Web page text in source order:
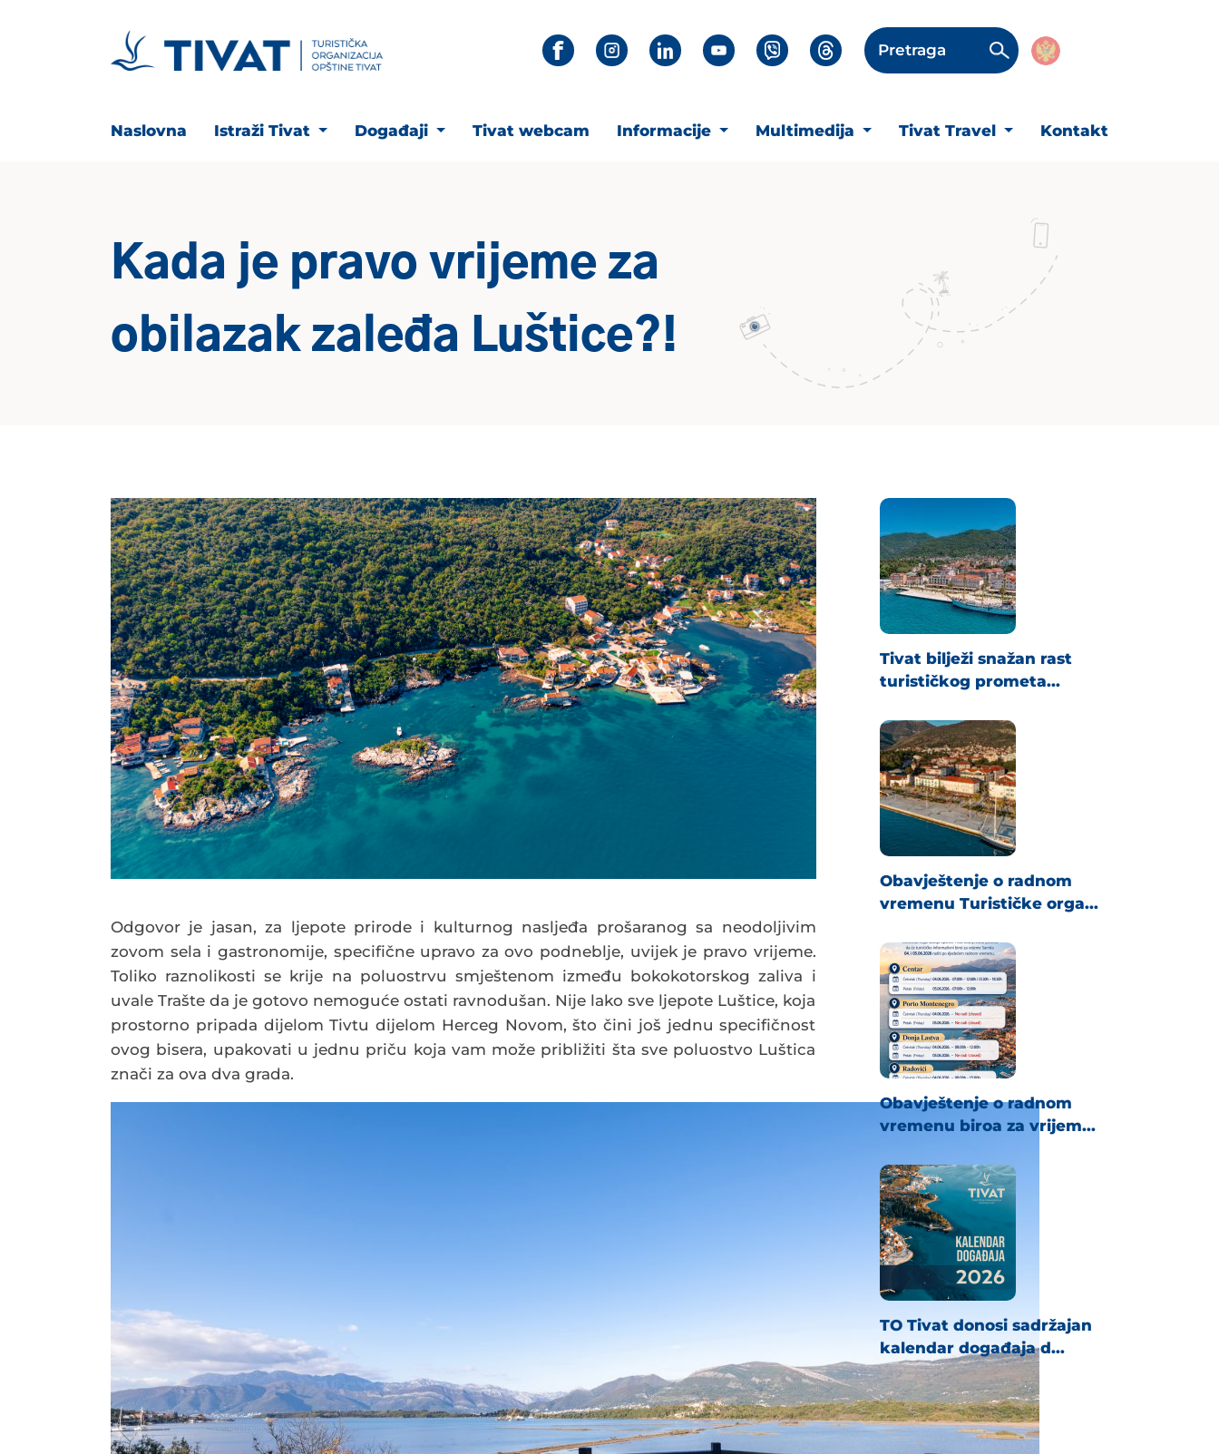
Pretraga
Naslovna Istraži Tivat Događaji Tivat webcam Informacije Multimedija Tivat Travel Kontakt
Kada je pravo vrijeme za
obilazak zaleđa Luštice?!
Odgovor je jasan, za ljepote prirode i kulturnog nasljeđa prošaranog sa neodoljivim
zovom sela i gastronomije, specifične upravo za ovo podneblje, uvijek je pravo vrijeme.
Toliko raznolikosti se krije na poluostrvu smještenom između bokokotorskog zaliva i
uvale Trašte da je gotovo nemoguće ostati ravnodušan. Nije lako sve ljepote Luštice, koja
prostorno pripada dijelom Tivtu dijelom Herceg Novom, što čini još jednu specifičnost
ovog bisera, upakovati u jednu priču koja vam može približiti šta sve poluostvo Luštica
znači za ova dva grada.
Tivat bilježi snažan rast
turističkog prometa...
Obavještenje o radnom
vremenu Turističke orga...
Obavještenje o radnom
vremenu biroa za vrijem...
TO Tivat donosi sadržajan
kalendar događaja d...